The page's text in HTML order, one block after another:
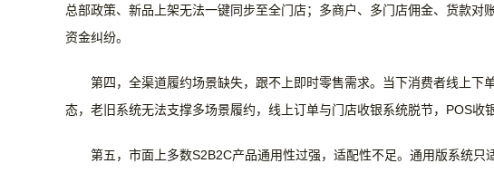
总部政策、新品上架无法一键同步至全门店；多商户、多门店佣金、货款
资金纠纷。
第四，全渠道履约场景缺失，跟不上即时零售需求。 当下消费者线上下
态，老旧系统无法支撑多场景履约，线上订单与门店收银系统脱节， POS收
第五，市面上多数S2B2C产品通用性过强，适配性不足。 通用版系统只